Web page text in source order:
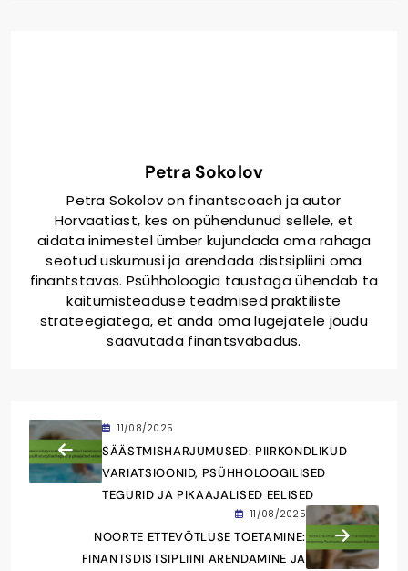
Petra Sokolov
Petra Sokolov on finantscoach ja autor
Horvaatiast, kes on pühendunud sellele, et
aidata inimestel ümber kujundada oma rahaga
seotud uskumusi ja arendada distsipliini oma
finantstavas. Psühholoogia taustaga ühendab ta
käitumisteaduse teadmised praktiliste
strateegiatega, et anda oma lugejatele jõudu
saavutada finantsvabadus.
11/08/2025
SÄÄSTMISHARJUMUSED: PIIRKONDLIKUD
VARIATSIOONID, PSÜHHOLOOGILISED
TEGURID JA PIKAAJALISED EELISED
11/08/2025
NOORTE ETTEVÕTLUSE TOETAMINE:
FINANTSDISTSIPLIINI ARENDAMINE JA